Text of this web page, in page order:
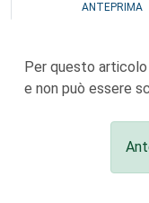
ANTEPRIMA
Per questo articolo
e non può essere